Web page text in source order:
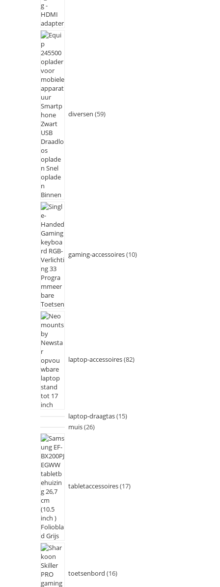
diversen 59
gaming-accessoires 10
laptop-accessoires 82
laptop-draagtas 15
muis 26
tabletaccessoires 17
toetsenbord 16